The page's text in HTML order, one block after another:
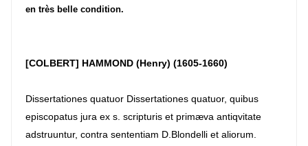
en très belle condition.
[COLBERT] HAMMOND (Henry) (1605-1660)
Dissertationes quatuor Dissertationes quatuor, quibus
episcopatus jura ex s. scripturis et primæva antiqvitate
adstruuntur, contra sententiam D.Blondelli et aliorum.